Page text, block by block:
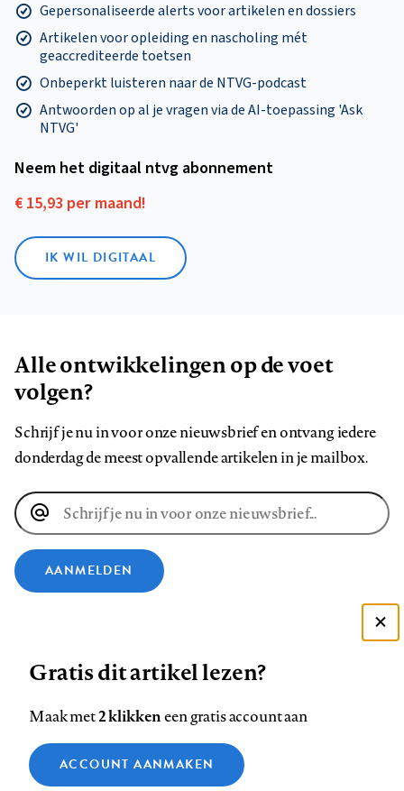
Gepersonaliseerde alerts voor artikelen en dossiers
Artikelen voor opleiding en nascholing mét
geaccrediteerde toetsen
Onbeperkt luisteren naar de NTVG-podcast
Antwoorden op al je vragen via de AI-toepassing 'Ask
NTVG'
Neem het digitaal ntvg abonnement
€ 15,93 per maand!
IK WIL DIGITAAL
Alle ontwikkelingen op de voet
volgen?
Schrijf je nu in voor onze nieuwsbrief en ontvang iedere
donderdag de meest opvallende artikelen in je mailbox.
E-
mailadres
AANMELDEN
ons
op
Facebook
ons
op
LinkedIn
ons
op
Bluesky
ons
op
Instagram
ons
op
YouTube
ons
Footer
Contact Colofon Disclaimer Privacy
Medische vragen verdienen
Zie onze cookie policy
Analytische cookies
Gratis dit artikel lezen?
Maak met2 klikkeneen gratis account aan
ACCOUNT AANMAKEN